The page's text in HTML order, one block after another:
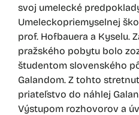
svoj umelecké
Umeleckopriemyselnej
prof. Hofbauera a Kyselu.
pražského pobytu bolo
študentom slovenského
Galandom. Z tohto
priateľstvo do náhlej
Výstupom rozhovorov a